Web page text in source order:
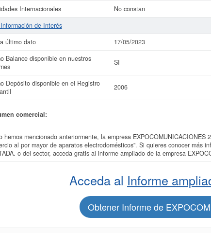
Internacionales
No constan
de Interés
último dato
17/05/2023
Balance disponible en nuestros
SI
Depósito disponible en el Registro
2006
comercial:
hemos mencionado anteriormente, la empresa
al por mayor de aparatos electrodomésticos". Si quieres conocer más
o del sector, acceda gratis al informe ampliado de la empresa
Acceda al Informe
Obtener Informe de